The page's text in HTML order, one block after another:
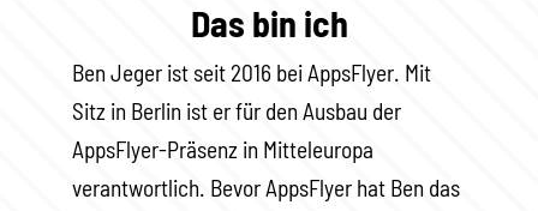
Das bin ich
Ben Jeger ist seit 2016 bei AppsFlyer. Mit
Sitz in Berlin ist er für den Ausbau der
AppsFlyer-Präsenz in Mitteleuropa
verantwortlich. Bevor AppsFlyer hat Ben das